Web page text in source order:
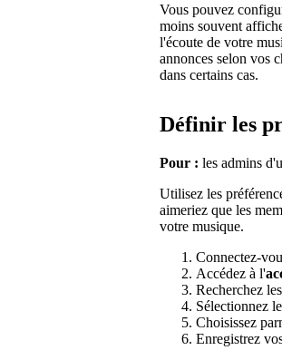
Vous pouvez
moins souvent
l'écoute de votre
annonces selon vos
dans certains cas.
Définir les
Pour : les admins
Utilisez les
aimeriez que les
votre musique.
Connectez-
Accédez à l'
Recherchez les
Sélectionnez
Choisissez
Enregistrez